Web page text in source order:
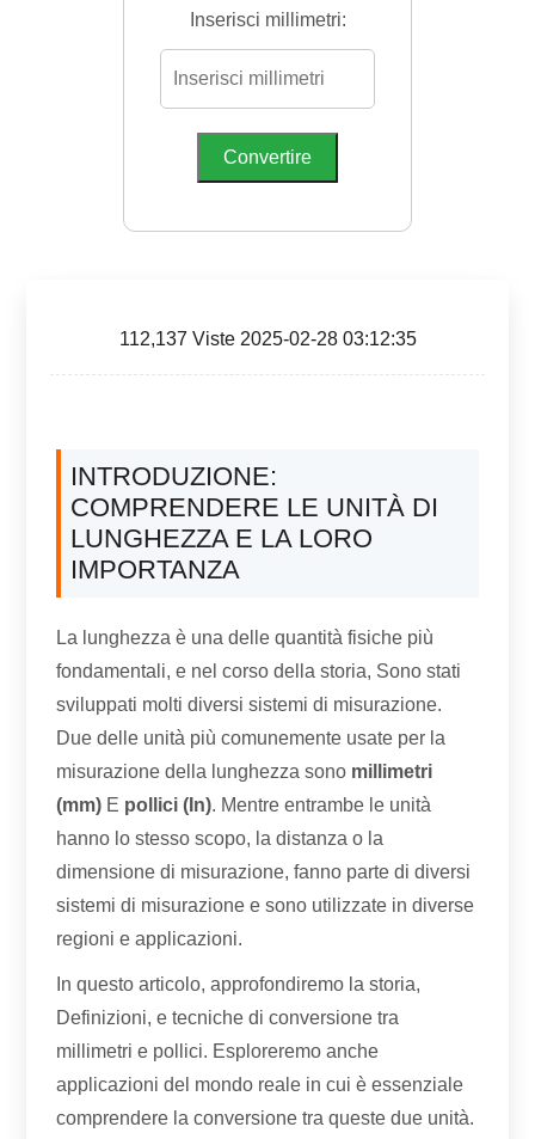
Inserisci millimetri:
Convertire
112,137 Viste 2025-02-28 03:12:35
INTRODUZIONE:
COMPRENDERE LE UNITÀ DI
LUNGHEZZA E LA LORO
IMPORTANZA
La lunghezza è una delle quantità fisiche più
fondamentali, e nel corso della storia, Sono stati
sviluppati molti diversi sistemi di misurazione.
Due delle unità più comunemente usate per la
misurazione della lunghezza sono millimetri
(mm) E pollici (In). Mentre entrambe le unità
hanno lo stesso scopo, la distanza o la
dimensione di misurazione, fanno parte di diversi
sistemi di misurazione e sono utilizzate in diverse
regioni e applicazioni.
In questo articolo, approfondiremo la storia,
Definizioni, e tecniche di conversione tra
millimetri e pollici. Esploreremo anche
applicazioni del mondo reale in cui è essenziale
comprendere la conversione tra queste due unità.